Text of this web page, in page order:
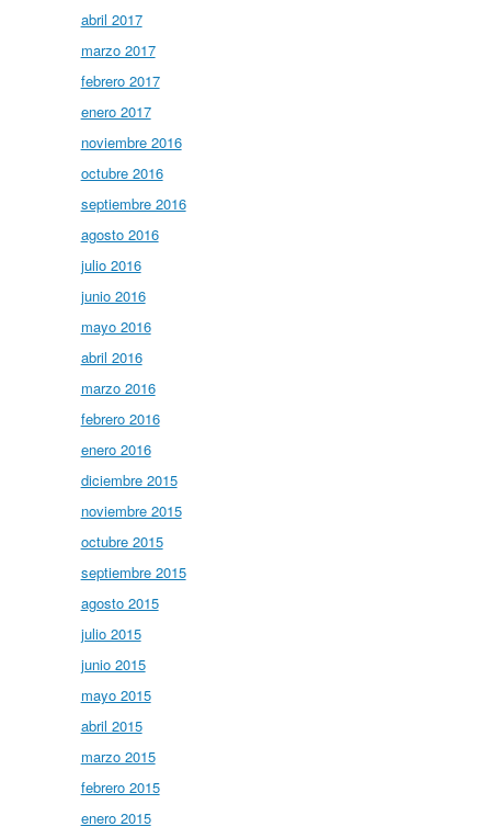
abril 2017
marzo 2017
febrero 2017
enero 2017
noviembre 2016
octubre 2016
septiembre 2016
agosto 2016
julio 2016
junio 2016
mayo 2016
abril 2016
marzo 2016
febrero 2016
enero 2016
diciembre 2015
noviembre 2015
octubre 2015
septiembre 2015
agosto 2015
julio 2015
junio 2015
mayo 2015
abril 2015
marzo 2015
febrero 2015
enero 2015